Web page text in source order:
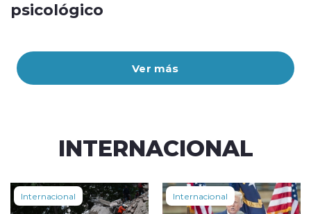
Ver más
psicológico
INTERNACIONAL
Internacional Internacional